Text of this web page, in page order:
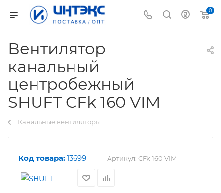
0
Вентилятор
канальный
центробежный
SHUFT CFk 160 VIM
Канальные вентиляторы
Код товара:13699 Артикул: CFk 160 VIM